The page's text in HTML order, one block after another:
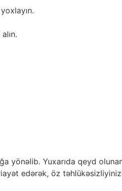
Yuxarıda qeyd olunan
edərək, öz